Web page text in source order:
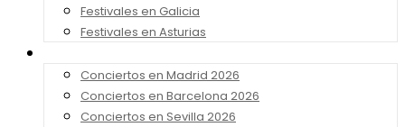
Festivales en Galicia
Festivales en Asturias
Conciertos en Madrid 2026
Conciertos en Barcelona 2026
Conciertos en Sevilla 2026